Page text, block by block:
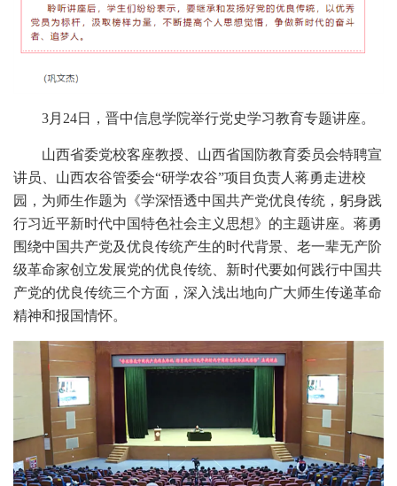
3月24日，晋中信息学院举行党史学习教育专题讲座。
山西省委党校客座教授、山西省国防教育委员会特聘宣
讲员、山西农谷管委会“研学农谷”项目负责人蒋勇走进校
园，为师生作题为《学深悟透中国共产党优良传统，躬身践
行习近平新时代中国特色社会主义思想》的主题讲座。蒋勇
围绕中国共产党及优良传统产生的时代背景、老一辈无产阶
级革命家创立发展党的优良传统、新时代要如何践行中国共
产党的优良传统三个方面，深入浅出地向广大师生传递革命
精神和报国情怀。